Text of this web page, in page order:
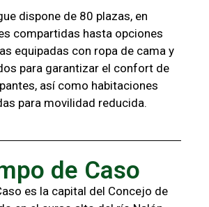
dispone de 80 plazas, en
compartidas hasta opciones
equipadas con ropa de cama y
para garantizar el confort de
así como habitaciones
para movilidad reducida.
de Caso
es la capital del Concejo de